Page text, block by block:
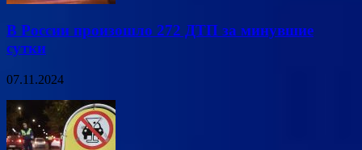
В России произошло 272 ДТП за минувшие
сутки
07.11.2024